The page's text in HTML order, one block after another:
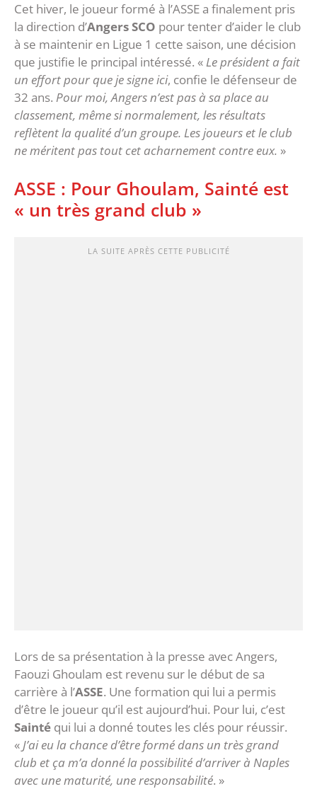
Cet hiver, le joueur formé à l’ASSE a finalement pris
la direction d’Angers SCO pour tenter d’aider le club
à se maintenir en Ligue 1 cette saison, une décision
que justifie le principal intéressé. « Le président a fait
un effort pour que je signe ici, confie le défenseur de
32 ans. Pour moi, Angers n’est pas à sa place au
classement, même si normalement, les résultats
reflètent la qualité d’un groupe. Les joueurs et le club
ne méritent pas tout cet acharnement contre eux. »
ASSE : Pour Ghoulam, Sainté est
« un très grand club »
LA SUITE APRÈS CETTE PUBLICITÉ
Lors de sa présentation à la presse avec Angers,
Faouzi Ghoulam est revenu sur le début de sa
carrière à l’ASSE. Une formation qui lui a permis
d’être le joueur qu’il est aujourd’hui. Pour lui, c’est
Sainté qui lui a donné toutes les clés pour réussir.
«J’ai eu la chance d’être formé dans un très grand
club et ça m’a donné la possibilité d’arriver à Naples
avec une maturité, une responsabilité. »